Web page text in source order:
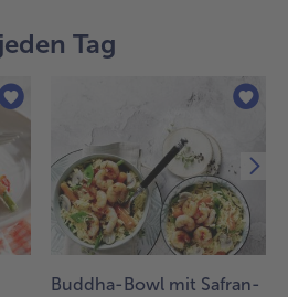
Tag
Buddha-Bowl mit Safran-